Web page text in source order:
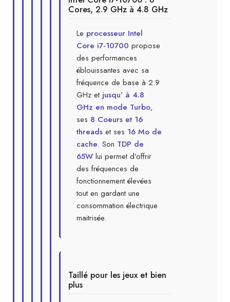
Cores, 2.9 GHz à 4.8 GHz
Le processeur Intel
Core i7-10700 propose
des performances
éblouissantes avec sa
fréquence de base à 2.9
GHz et jusqu’ à 4.8
GHz en mode Turbo,
ses 8 Coeurs et 16
threads et ses 16 Mo de
cache. Son TDP de
65W lui permet d’offrir
des fréquences de
fonctionnement élevées
tout en gardant une
consommation électrique
maitrisée.
Taillé pour les jeux et bien
plus